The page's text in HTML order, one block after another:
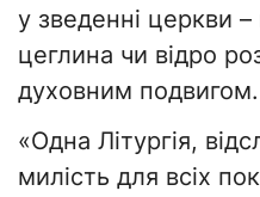
у зведенні церкви
цеглина чи відро
духовним подвигом.
«Одна Літургія,
милість для всіх